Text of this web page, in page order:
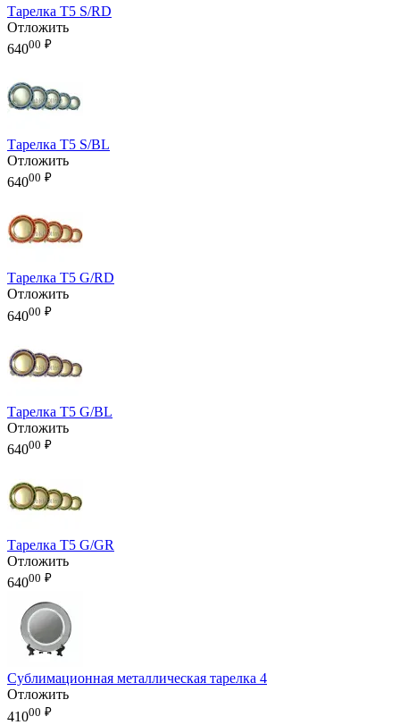
Тарелка T5 S/RD
Отложить
64000 ₽
Тарелка T5 S/BL
Отложить
64000 ₽
Тарелка T5 G/RD
Отложить
64000 ₽
Тарелка T5 G/BL
Отложить
64000 ₽
Тарелка T5 G/GR
Отложить
64000 ₽
Сублимационная металлическая тарелка 4
Отложить
41000 ₽